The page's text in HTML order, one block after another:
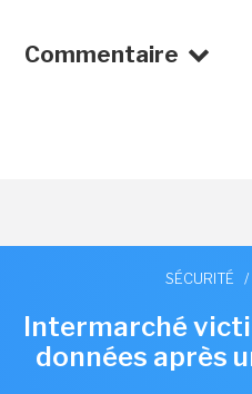
Commentaire
SÉCURITÉ /
Intermarché
données après